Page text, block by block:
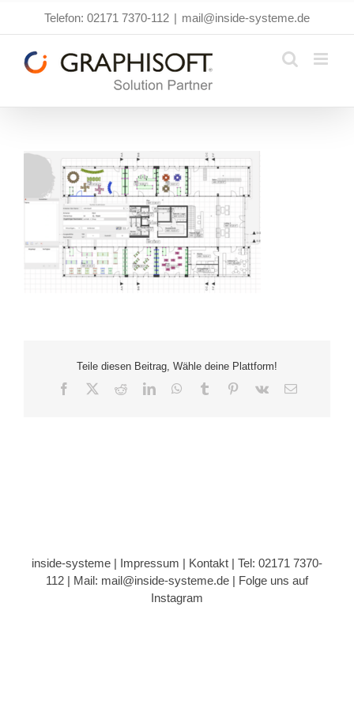
springen
Telefon: 02171 7370-112 | mail@inside-systeme.de
Teile diesen Beitrag, Wähle deine Plattform!
Facebook RedditLinkedInWhatsApp
Tumblr Pinterest
Vk
E-
inside-systeme | Impressum | Kontakt | Tel: 02171 7370-
112 | Mail: mail@inside-systeme.de | Folge uns auf
Instagram